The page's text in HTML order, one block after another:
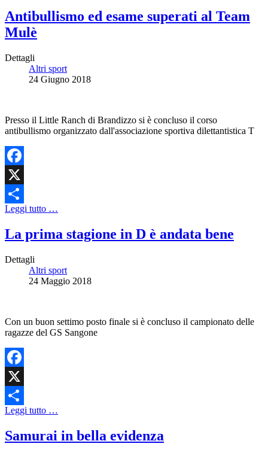
Antibullismo ed esame superati al Team
Mulè
Dettagli
Altri sport
24 Giugno 2018
Presso il Little Ranch di Brandizzo si è concluso il corso
antibullismo organizzato dall'associazione sportiva dilettantistica T
Facebook
X
Share
Leggi tutto …
La prima stagione in D è andata bene
Dettagli
Altri sport
24 Maggio 2018
Con un buon settimo posto finale si è concluso il campionato delle
ragazze del GS Sangone
Facebook
X
Share
Leggi tutto …
Samurai in bella evidenza